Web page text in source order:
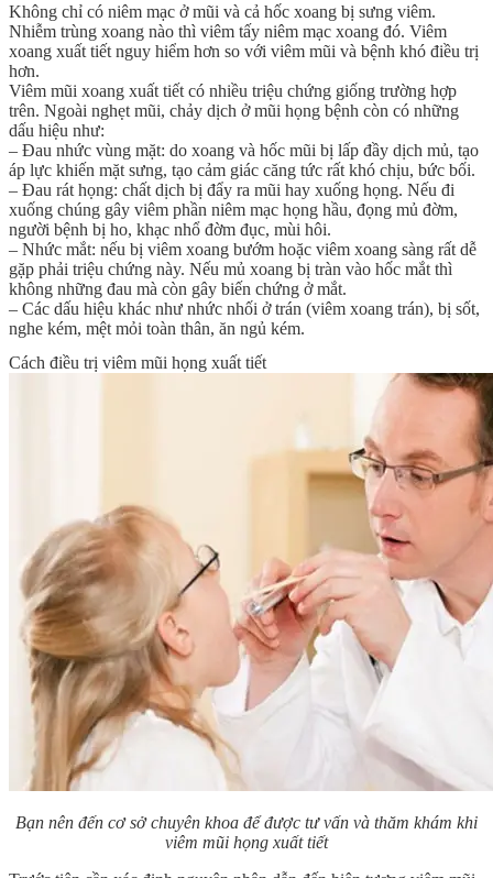
Không chỉ có niêm mạc ở mũi và cả hốc xoang bị sưng viêm.
Nhiễm trùng xoang nào thì viêm tấy niêm mạc xoang đó. Viêm
xoang xuất tiết nguy hiểm hơn so với viêm mũi và bệnh khó điều trị
hơn.
Viêm mũi xoang xuất tiết có nhiều triệu chứng giống trường hợp
trên. Ngoài nghẹt mũi, chảy dịch ở mũi họng bệnh còn có những
dấu hiệu như:
– Đau nhức vùng mặt: do xoang và hốc mũi bị lấp đầy dịch mủ, tạo
áp lực khiến mặt sưng, tạo cảm giác căng tức rất khó chịu, bức bối.
– Đau rát họng: chất dịch bị đẩy ra mũi hay xuống họng. Nếu đi
xuống chúng gây viêm phần niêm mạc họng hầu, đọng mủ đờm,
người bệnh bị ho, khạc nhổ đờm đục, mùi hôi.
– Nhức mắt: nếu bị viêm xoang bướm hoặc viêm xoang sàng rất dễ
gặp phải triệu chứng này. Nếu mủ xoang bị tràn vào hốc mắt thì
không những đau mà còn gây biến chứng ở mắt.
– Các dấu hiệu khác như nhức nhối ở trán (viêm xoang trán), bị sốt,
nghe kém, mệt mỏi toàn thân, ăn ngủ kém.
Cách điều trị viêm mũi họng xuất tiết
Bạn nên đến cơ sở chuyên khoa để được tư vấn và thăm khám khi
viêm mũi họng xuất tiết